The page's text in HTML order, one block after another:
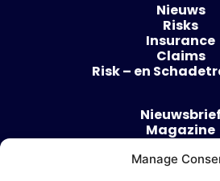
Manage
Nieuws
Risks
Insurance
Claims
Risk – en
Nieuwsbrief
Magazine
Over